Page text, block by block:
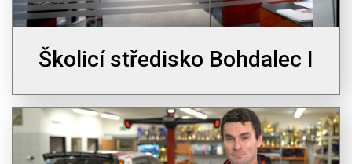
Školicí středisko Bohdalec I